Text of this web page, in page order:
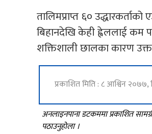
तालिमप्राप्त ६०
बिहानदेखि केही ह्वेललाई कम
शक्तिशाली छालका कारण
प्रकाशित मिति : ८ आश्विन
अनलाइनपाना डटकममा प्रकाशित
पठाउनुहोला ।